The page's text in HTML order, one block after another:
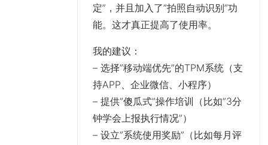
定”，并且加入了”拍照自动识别”功
能。这才真正提高了使用率。
我的建议 ：
– 选择”移动端优先”的TPM系统（支
持APP、企业微信、小程序）
– 提供”傻瓜式”操作培训（比如”3分
钟学会上报执行情况”）
– 设立”系统使用奖励”（比如每月评